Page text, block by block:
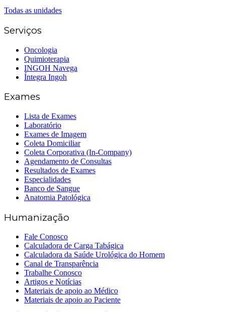
Todas as unidades
Serviços
Oncologia
Quimioterapia
INGOH Navega
Íntegra Ingoh
Exames
Lista de Exames
Laboratório
Exames de Imagem
Coleta Domiciliar
Coleta Corporativa (In-Company)
Agendamento de Consultas
Resultados de Exames
Especialidades
Banco de Sangue
Anatomia Patológica
Humanização
Fale Conosco
Calculadora de Carga Tabágica
Calculadora da Saúde Urológica do Homem
Canal de Transparência
Trabalhe Conosco
Artigos e Notícias
Materiais de apoio ao Médico
Materiais de apoio ao Paciente